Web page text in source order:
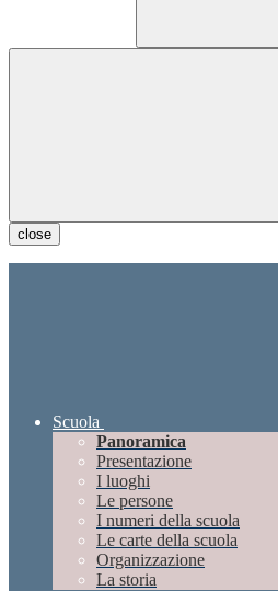
close
Scuola
Panoramica
Presentazione
I luoghi
Le persone
I numeri della scuola
Le carte della scuola
Organizzazione
La storia